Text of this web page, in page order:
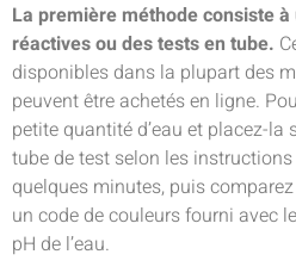
La première méthode consiste
réactives ou des tests en tube.
disponibles dans la plupart des
peuvent être achetés en ligne.
petite quantité d’eau et placez-
tube de test selon les
quelques minutes, puis
un code de couleurs fourni avec
pH de l’eau.